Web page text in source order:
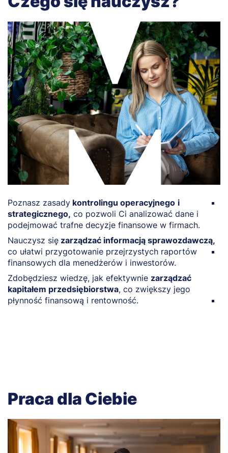
Poznasz zasady kontrolingu operacyjnego i
strategicznego, co pozwoli Ci analizować dane i
podejmować trafne decyzje finansowe w firmach.
Nauczysz się zarządzać informacją sprawozdawczą,
co ułatwi przygotowanie przejrzystych raportów
finansowych dla menedżerów i inwestorów.
Zdobędziesz wiedzę, jak efektywnie zarządzać
kapitałem przedsiębiorstwa, co zwiększy jego
płynność finansową i rentowność.
Praca dla Ciebie